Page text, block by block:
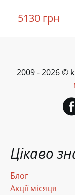
5130 грн
Цікаво
Блог
Акції місяця
2009 - 2026 ©